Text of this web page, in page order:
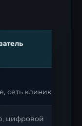
сеть клиник
цифровой